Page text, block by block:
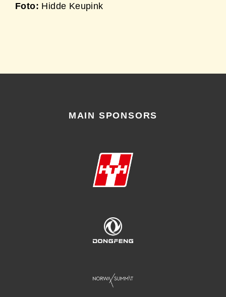
Foto: Hidde Keupink
MAIN SPONSORS